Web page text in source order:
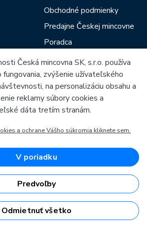
Obchodné podmienky
Predajne Českej mincovne
Poradca
Blog
patria:
pre regionálny rozvoj
pre regionálny rozvoj
Česká mincovna SK, s.r.o. používa
zvýšenie užívateľského
na personalizáciu obsahu a
reklamy súbory cookies a
dáta tretím stranám.
a ochrane Vášho súkromia kliknete sem.
V poriadku
Predvoľby
Odmietnuť všetko